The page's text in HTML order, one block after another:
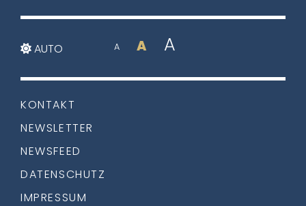
AUTO A A A
KONTAKT
NEWSLETTER
NEWSFEED
DATENSCHUTZ
IMPRESSUM